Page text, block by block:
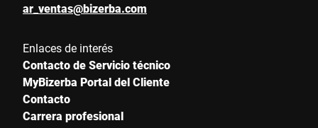
ar_ventas@bizerba.com
Enlaces de interés
Contacto de Servicio técnico
MyBizerba Portal del Cliente
Contacto
Carrera profesional